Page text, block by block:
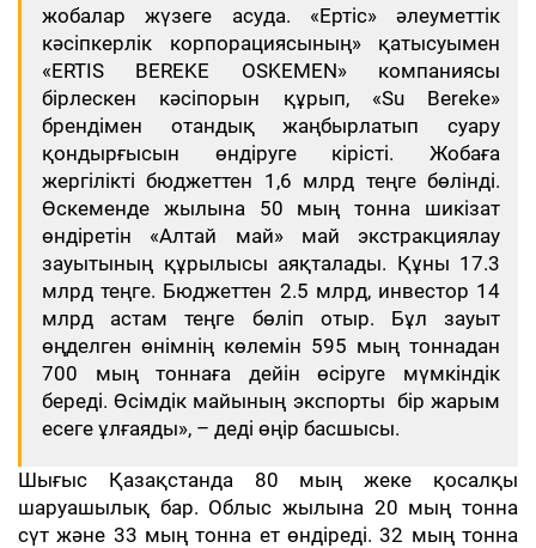
жобалар жүзеге асуда. «Ертіс» әлеуметтік
кәсіпкерлік корпорациясының» қатысуымен
«ERTIS BEREKE OSKEMEN» компаниясы
бірлескен кәсіпорын құрып, «Su Bereke»
брендімен отандық жаңбырлатып суару
қондырғысын өндіруге кірісті. Жобаға
жергілікті бюджеттен 1,6 млрд теңге бөлінді.
Өскеменде жылына 50 мың тонна шикізат
өндіретін «Алтай май» май экстракциялау
зауытының құрылысы аяқталады. Құны 17.3
млрд теңге. Бюджеттен 2.5 млрд, инвестор 14
млрд астам теңге бөліп отыр. Бұл зауыт
өңделген өнімнің көлемін 595 мың тоннадан
700 мың тоннаға дейін өсіруге мүмкіндік
береді. Өсімдік майының экспорты бір жарым
есеге ұлғаяды», – деді өңір басшысы.
Шығыс Қазақстанда 80 мың жеке қосалқы
шаруашылық бар. Облыс жылына 20 мың тонна
сүт және 33 мың тонна ет өндіреді. 32 мың тонна